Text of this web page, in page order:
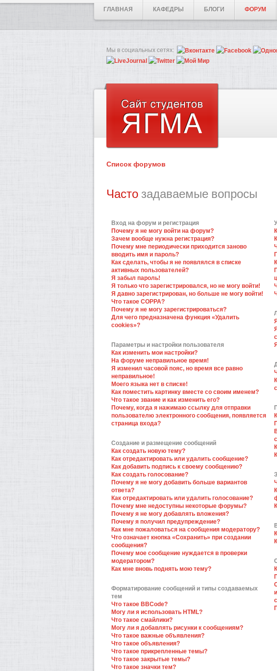
ГЛАВНАЯ КАФЕДРЫ БЛОГИ ФОРУМ
Мы в социальных сетях:
Список форумов
Часто задаваемые вопросы
Вход на форум и регистрация
Почему я не могу войти на форум?
Зачем вообще нужна регистрация?
Почему мне периодически приходится заново
вводить имя и пароль?
Как сделать, чтобы я не появлялся в списке
активных пользователей?
Я забыл пароль!
Я только что зарегистрировался, но не могу войти!
Я давно зарегистрирован, но больше не могу войти!
Что такое COPPA?
Почему я не могу зарегистрироваться?
Для чего предназначена функция «Удалить
cookies»?
Параметры и настройки пользователя
Как изменить мои настройки?
На форуме неправильное время!
Я изменил часовой пояс, но время все равно
неправильное!
Моего языка нет в списке!
Как поместить картинку вместе со своим именем?
Что такое звание и как изменить его?
Почему, когда я нажимаю ссылку для отправки
пользователю электронного сообщения, появляется
страница входа?
Создание и размещение сообщений
Как создать новую тему?
Как отредактировать или удалить сообщение?
Как добавить подпись к своему сообщению?
Как создать голосование?
Почему я не могу добавить больше вариантов
ответа?
Как отредактировать или удалить голосование?
Почему мне недоступны некоторые форумы?
Почему я не могу добавлять вложения?
Почему я получил предупреждение?
Как мне пожаловаться на сообщения модератору?
Что означает кнопка «Сохранить» при создании
сообщения?
Почему мое сообщение нуждается в проверки
модератором?
Как мне вновь поднять мою тему?
Форматирование сообщений и типы создаваемых
тем
Что такое BBCode?
Могу ли я использовать HTML?
Что такое смайлики?
Могу ли я добавлять рисунки к сообщениям?
Что такое важные объявления?
Что такое объявления?
Что такое прикрепленные темы?
Что такое закрытые темы?
Что такое значки тем?